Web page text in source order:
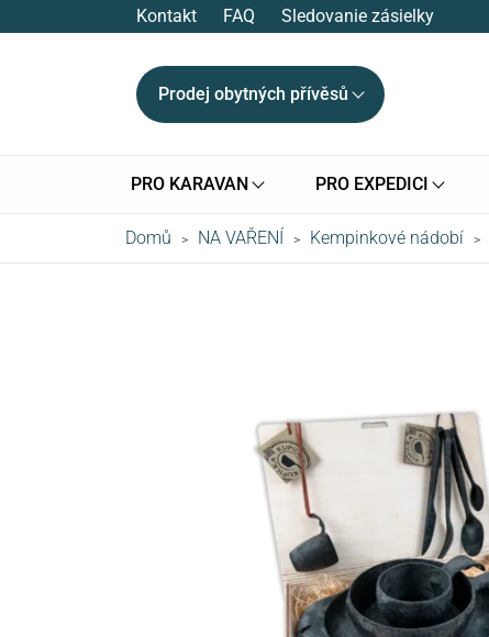
Kontakt FAQ Sledovanie zásielky
Prodej obytných přívěsů
PRO KARAVAN PRO EXPEDICI
Domů > NA VAŘENÍ > Kempinkové nádobí >